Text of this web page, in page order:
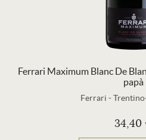
Ferrari Maximum Blanc De
papà
Ferrari -
34,40